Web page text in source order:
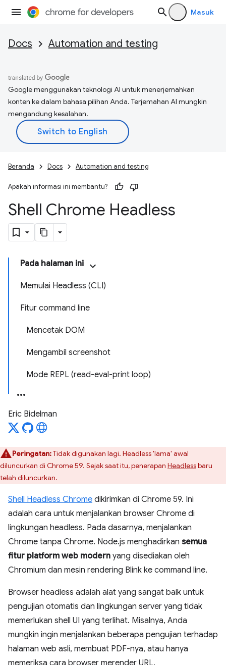
Masuk
Docs Automation and testing
Google menggunakan teknologi AI untuk menerjemahkan
konten ke dalam bahasa pilihan Anda. Terjemahan AI mungkin
mengandung kesalahan.
Beranda Docs Automation and testing
Apakah informasi ini membantu?
Shell Chrome Headless
Pada halaman ini
Memulai Headless (CLI)
Fitur command line
Mencetak DOM
Mengambil screenshot
Mode REPL (read-eval-print loop)
Eric Bidelman
Peringatan:Tidak digunakan lagi. Headless 'lama' awal
diluncurkan di Chrome 59. Sejak saat itu, penerapan Headlessbaru
telah diluncurkan.
Shell Headless Chrome dikirimkan di Chrome 59. Ini
adalah cara untuk menjalankan browser Chrome di
lingkungan headless. Pada dasarnya, menjalankan
Chrome tanpa Chrome. Node.js menghadirkan semua
fitur platform web modern yang disediakan oleh
Chromium dan mesin rendering Blink ke command line.
Browser headless adalah alat yang sangat baik untuk
pengujian otomatis dan lingkungan server yang tidak
memerlukan shell UI yang terlihat. Misalnya, Anda
mungkin ingin menjalankan beberapa pengujian terhadap
halaman web asli, membuat PDF-nya, atau hanya
memeriksa cara browser merender URL.